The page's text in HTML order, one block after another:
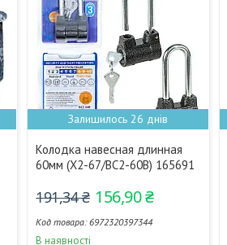
Залишилось 26 днів
Колодка навесная длинная
60мм (X2-67/BC2-60B) 165691
191,34 ₴ 156,90 ₴
6972320397344
В наявності